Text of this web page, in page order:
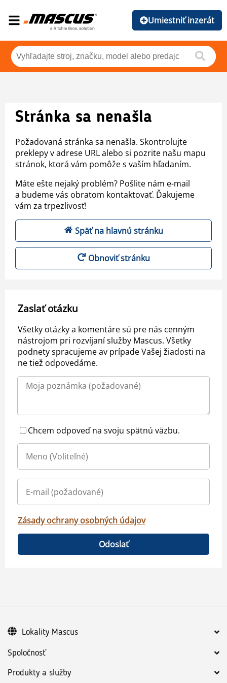
Umiestniť inzerát
Stránka sa nenašla
Požadovaná stránka sa nenašla. Skontrolujte
preklepy v adrese URL alebo si pozrite našu mapu
stránok, ktorá vám pomôže s vaším hľadaním.
Máte ešte nejaký problém? Pošlite nám e-mail
a budeme vás obratom kontaktovať. Ďakujeme
vám za trpezlivosť!
Späť na hlavnú stránku
Obnoviť stránku
Zaslať otázku
Všetky otázky a komentáre sú pre nás cenným
nástrojom pri rozvíjaní služby Mascus. Všetky
podnety spracujeme av prípade Vašej žiadosti na
ne tiež odpovedáme.
Chcem odpoveď na svoju spätnú väzbu.
Zásady ochrany osobných údajov
Odoslať
Spoločnosť
Produkty a služby
Lokality Mascus